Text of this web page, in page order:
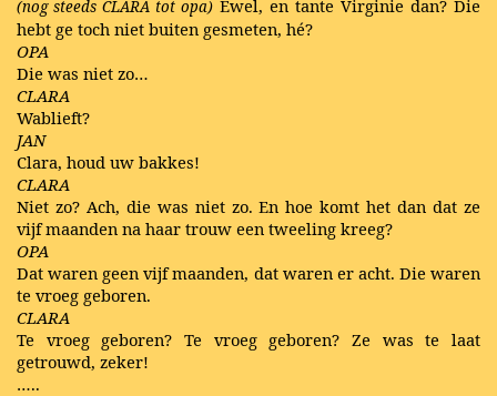
(nog steeds CLARA tot opa) Ewel, en tante Virginie dan? Die
hebt ge toch niet buiten gesmeten, hé?
OPA
Die was niet zo…
CLARA
Wablieft?
JAN
Clara, houd uw bakkes!
CLARA
Niet zo? Ach, die was niet zo. En hoe komt het dan dat ze
vijf maanden na haar trouw een tweeling kreeg?
OPA
Dat waren geen vijf maanden, dat waren er acht. Die waren
te vroeg geboren.
CLARA
Te vroeg geboren? Te vroeg geboren? Ze was te laat
getrouwd, zeker!
…..